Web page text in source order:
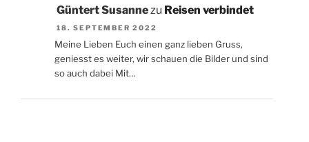
Güntert Susannezu Reisen verbindet
18. SEPTEMBER 2022
Meine Lieben Euch einen ganz lieben Gruss,
geniesst es weiter, wir schauen die Bilder und sind
so auch dabei Mit…